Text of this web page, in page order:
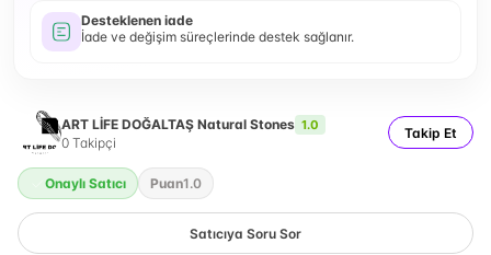
Desteklenen iade
İade ve değişim süreçlerinde destek sağlanır.
ART LİFE DOĞALTAŞ Natural Stones 1.0
0 Takipçi
Takip Et
Onaylı Satıcı Puan1.0
Satıcıya Soru Sor